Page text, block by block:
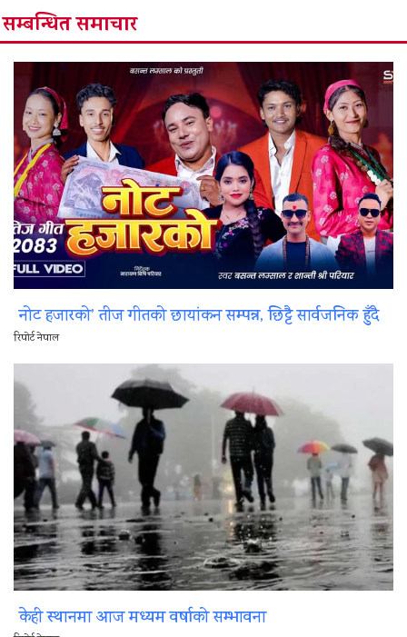
सम्बन्धित समाचार
नोट हजारको’ तीज गीतको छायांकन सम्पन्न, छिट्टै सार्वजनिक हुँदै
रिपोर्ट नेपाल
केही स्थानमा आज मध्यम वर्षाको सम्भावना